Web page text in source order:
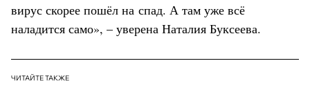
вирус скорее пошёл на спад. А там уже всё
наладится само», – уверена Наталия Буксеева.
ЧИТАЙТЕ ТАКЖЕ